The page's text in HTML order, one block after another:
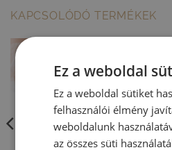
KAPCSOLÓDÓ TERMÉKEK
Ez a weboldal
Ez a weboldal sütiket
felhasználói élmény
weboldalunk
az összes süti